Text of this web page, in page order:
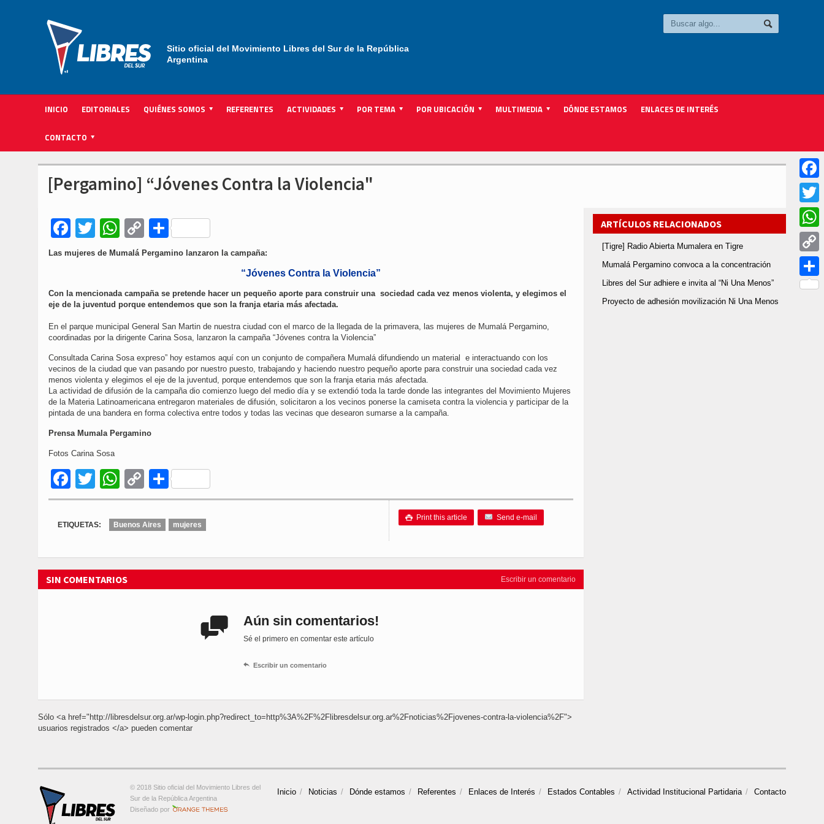
Sitio oficial del Movimiento Libres del Sur de la República
Argentina
INICIO EDITORIALES QUIÉNES SOMOS REFERENTES ACTIVIDADES POR TEMA POR UBICACIÓN MULTIMEDIA DÓNDE ESTAMOS ENLACES DE INTERÉS
CONTACTO
[Pergamino] “Jóvenes Contra la Violencia"
Facebook
TwitterWhatsApp
Copy
Link
Compartir
Las mujeres de Mumalá Pergamino lanzaron la campaña:
“Jóvenes Contra la Violencia”
Con la mencionada campaña se pretende hacer un pequeño aporte para construir una sociedad cada vez menos violenta, y elegimos el
eje de la juventud porque entendemos que son la franja etaria más afectada.
En el parque municipal General San Martin de nuestra ciudad con el marco de la llegada de la primavera, las mujeres de Mumalá Pergamino,
coordinadas por la dirigente Carina Sosa, lanzaron la campaña “Jóvenes contra la Violencia”
Consultada Carina Sosa expreso” hoy estamos aquí con un conjunto de compañera Mumalá difundiendo un material e interactuando con los
vecinos de la ciudad que van pasando por nuestro puesto, trabajando y haciendo nuestro pequeño aporte para construir una sociedad cada vez
menos violenta y elegimos el eje de la juventud, porque entendemos que son la franja etaria más afectada.
La actividad de difusión de la campaña dio comienzo luego del medio día y se extendió toda la tarde donde las integrantes del Movimiento Mujeres
de la Materia Latinoamericana entregaron materiales de difusión, solicitaron a los vecinos ponerse la camiseta contra la violencia y participar de la
pintada de una bandera en forma colectiva entre todos y todas las vecinas que desearon sumarse a la campaña.
Prensa Mumala Pergamino
Fotos Carina Sosa
Facebook
TwitterWhatsApp
Copy
Link
Compartir
 Print this article
Send e-mail
ETIQUETAS:
Buenos Aires mujeres
Escribir un comentario
SIN COMENTARIOS
 Aún sin comentarios!
Sé el primero en comentar este artículo
 Escribir un comentario
Sólo <a href="http://libresdelsur.org.ar/wp-login.php?redirect_to=http%3A%2F%2Flibresdelsur.org.ar%2Fnoticias%2Fjovenes-contra-la-violencia%2F">
usuarios registrados </a> pueden comentar
ARTÍCULOS RELACIONADOS
[Tigre] Radio Abierta Mumalera en Tigre
Mumalá Pergamino convoca a la concentración
Libres del Sur adhiere e invita al “Ni Una Menos”
Proyecto de adhesión movilización Ni Una Menos
Inicio Noticias Dónde estamos Referentes Enlaces de Interés Estados Contables Actividad Institucional Partidaria Contacto
© 2018 Sitio oficial del Movimiento Libres del
Sur de la República Argentina
Diseñado por
Orange-Themes.com
Twitter
Copy
Link